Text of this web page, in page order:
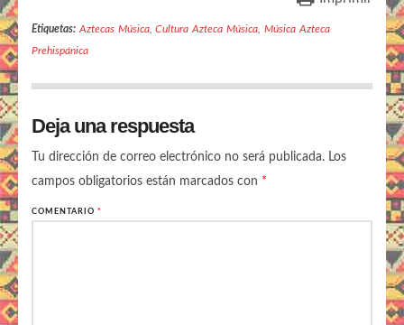
Etiquetas: Aztecas Música,Cultura Azteca Música Música Azteca
Prehispánica
Deja una respuesta
Tu dirección de correo electrónico no será publicada. Los
campos obligatorios están marcados con *
COMENTARIO *